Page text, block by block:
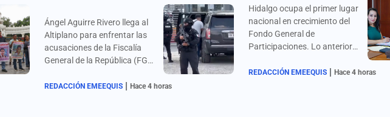
Ángel Aguirre Rivero llega al
Altiplano para enfrentar las
acusaciones de la Fiscalía
General de la República (FGR)
de pruebas en el caso
REDACCIÓN EMEEQUIS | Hace 4 horas
Hidalgo ocupa el primer lugar
nacional en crecimiento del
Fondo General de
Participaciones. Lo anterior
fortalecimiento de los
REDACCIÓN EMEEQUIS | Hace 4 horas